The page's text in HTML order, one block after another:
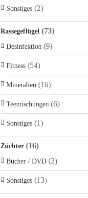
Sonstiges (2)
Rassegeflügel (73)
Desinfektion (9)
Fitness (54)
Mineralien (16)
Teemischungen (6)
Sonstiges (1)
Züchter (16)
Bücher / DVD (2)
Sonstiges (13)